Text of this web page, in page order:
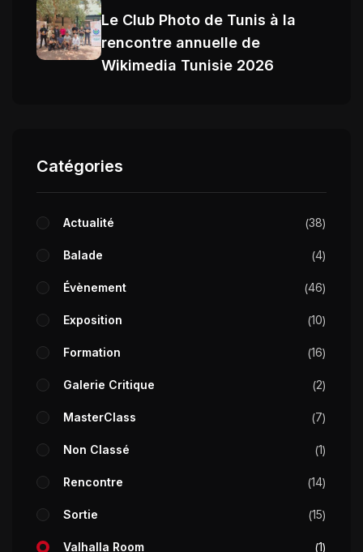
Le Club Photo de Tunis à la
rencontre annuelle de
Wikimedia Tunisie 2026
Catégories
Actualité 38
Balade 4
Évènement 46
Exposition 10
Formation 16
Galerie Critique 2
MasterClass 7
Non Classé 1
Rencontre 14
Sortie 15
Valhalla Room 1